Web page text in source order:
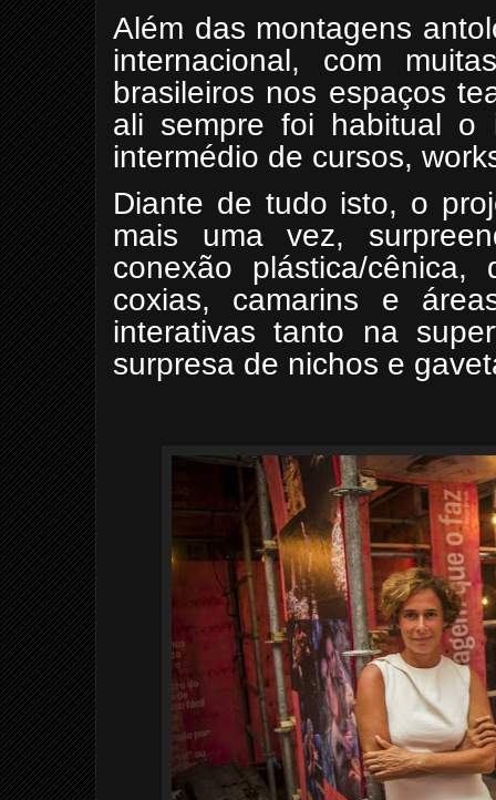
Além das montagens
internacional, com
brasileiros nos espaços
ali sempre foi habitual o
intermédio de cursos,
Diante de tudo isto, o
mais uma vez,
conexão plástica/cênica,
coxias, camarins e
interativas tanto na
surpresa de nichos e